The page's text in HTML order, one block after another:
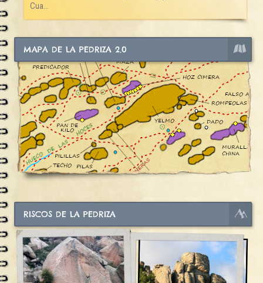
Cua...
MAPA DE LA PEDRIZA 2.0
RISCOS DE LA PEDRIZA